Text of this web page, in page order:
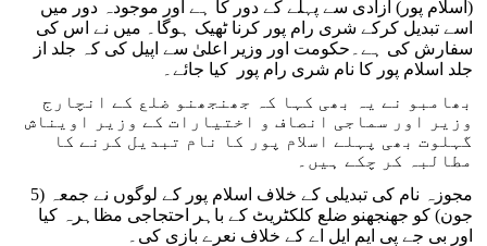
(اسلام پور) آزادی سے پہلے کے دور کا ہے اور موجودہ دور میں
اسے تبدیل کرکے شری رام پور کرنا ٹھیک ہوگا۔ میں نے اس کی
سفارش کی ہے۔حکومت اور وزیر اعلیٰ سے اپیل کی کہ جلد از
جلد اسلام پور کا نام شری رام پور کیا جائے۔
بھامبو نے یہ بھی کہا کہ جھنجھنو ضلع کے انچارج
وزیر اور سماجی انصاف و اختیارات کے وزیر اویناش
گہلوت بھی پہلے اسلام پور کا نام تبدیل کرنے کا
مطالبہ کر چکے ہیں۔
مجوزہ نام کی تبدیلی کے خلاف اسلام پور کے لوگوں نے جمعہ (5
جون) کو جھنجھنو ضلع کلکٹریٹ کے باہر احتجاجی مظاہرہ کیا
اور بی جے پی ایم ایل اے کے خلاف نعرے بازی کی۔